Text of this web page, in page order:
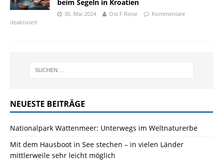
beim Segeln in Kroatien
30. Mai 2024 Ost F Riese
Kommentare
deaktiviert
NEUESTE BEITRÄGE
Nationalpark Wattenmeer: Unterwegs im Weltnaturerbe
Mit dem Hausboot in See stechen – in vielen Länder
mittlerweile sehr leicht möglich